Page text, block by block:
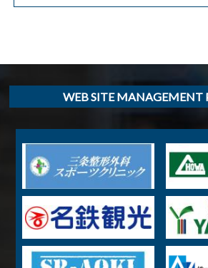
WEB SITE MANAGEMENT